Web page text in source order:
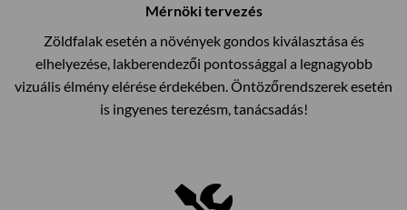
Mérnöki tervezés
Zöldfalak esetén a növények gondos kiválasztása és
elhelyezése, lakberendezői pontossággal a legnagyobb
vizuális élmény elérése érdekében. Öntözőrendszerek esetén
is ingyenes terezésm, tanácsadás!